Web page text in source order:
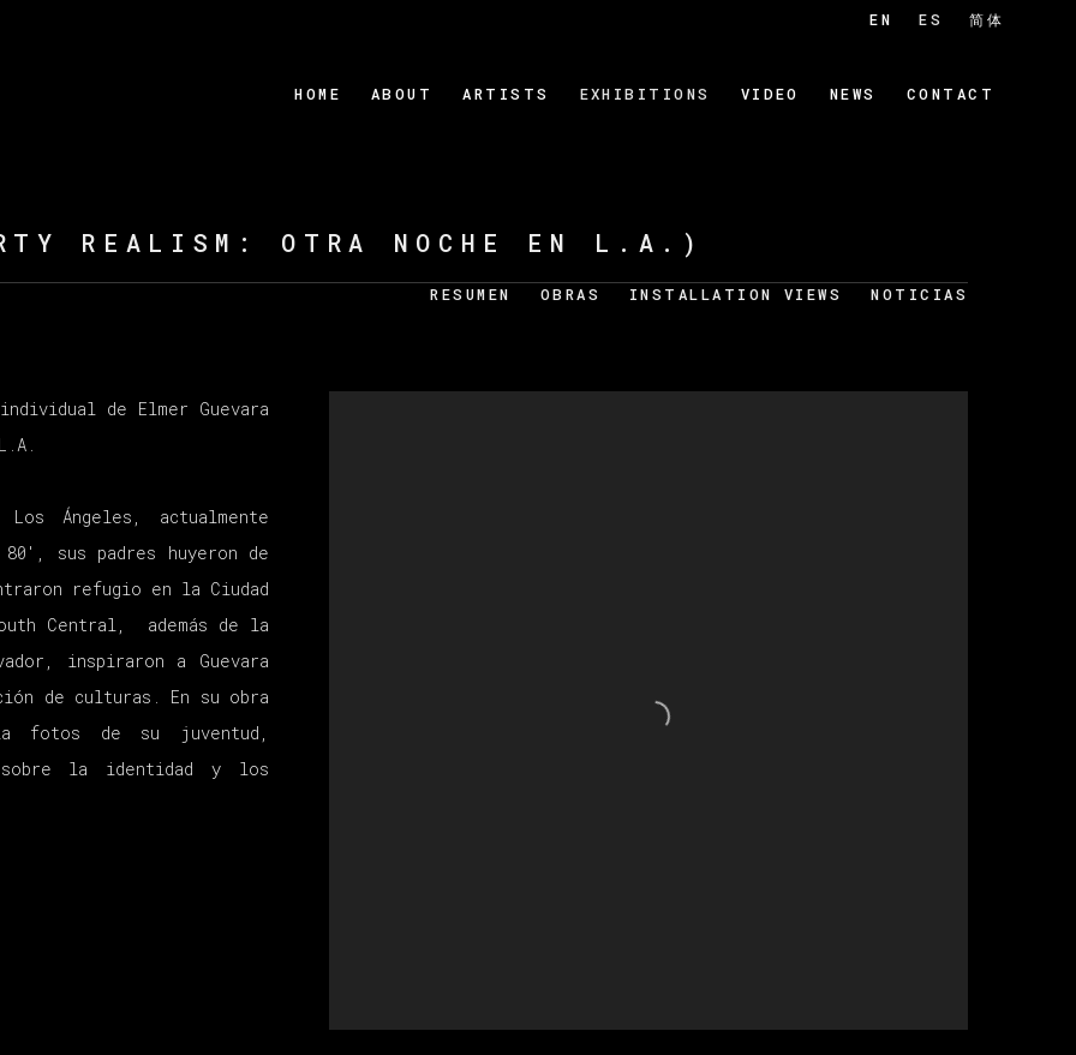
HOME ABOUT ARTISTS EXHIBITIONS VIDEO NEWS CONTACT
EN ES 简体
REALISM: OTRA NOCHE EN L.A.)
RESUMEN OBRAS INSTALLATION VIEWS NOTICIAS
de Elmer Guevara
Ángeles, actualmente
sus padres huyeron de
refugio en la Ciudad
Central, además de la
inspiraron a Guevara
de culturas. En su obra
fotos de su juventud,
sobre la identidad y los